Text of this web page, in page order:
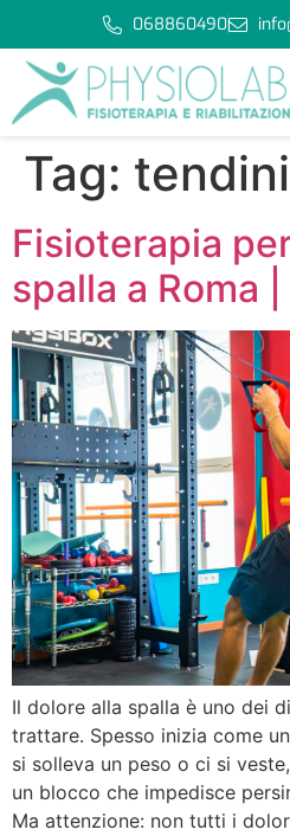
068860490
Tag:
Fisioterapia
spalla a Roma
Il dolore alla spalla è uno dei
trattare. Spesso inizia come
si solleva un peso o ci si
un blocco che impedisce
Ma attenzione: non tutti i